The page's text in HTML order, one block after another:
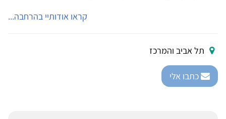
קראו אודותיי בהרחבה...
תל אביב והמרכז
כתבו אלי